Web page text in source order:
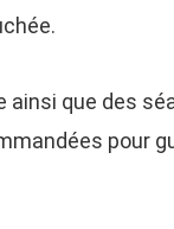
ainsi que des
pour